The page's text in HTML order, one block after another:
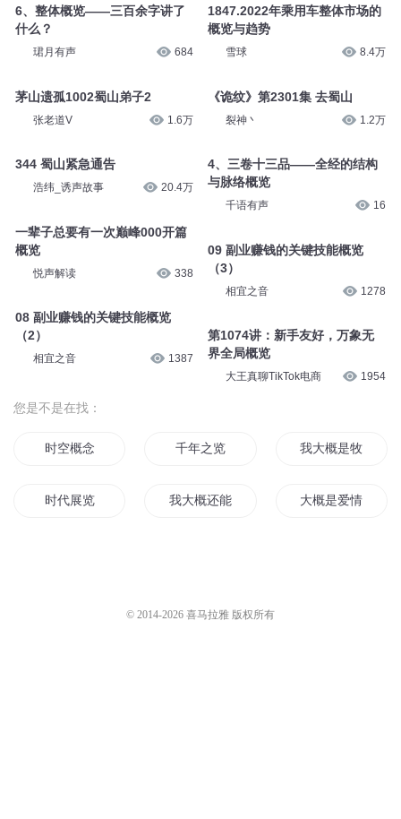
6、整体概览——三百余字讲了
什么？
珺月有声 684
茅山遗孤1002蜀山弟子2
张老道V 1.6万
344 蜀山紧急通告
浩纬_诱声故事 20.4万
一辈子总要有一次巅峰000开篇
概览
悦声解读 338
08 副业赚钱的关键技能概览
（2）
相宜之音 1387
1847.2022年乘用车整体市场的
概览与趋势
雪球 8.4万
《诡纹》第2301集 去蜀山
裂神丶 1.2万
4、三卷十三品——全经的结构
与脉络概览
千语有声 16
09 副业赚钱的关键技能概览
（3）
相宜之音 1278
第1074讲：新手友好，万象无
界全局概览
大王真聊TikTok电商 1954
您是不是在找：
时空概念 千年之览 我大概是牧师
时代展览 我大概还能活五年 大概是爱情
© 2014-2026 喜马拉雅 版权所有